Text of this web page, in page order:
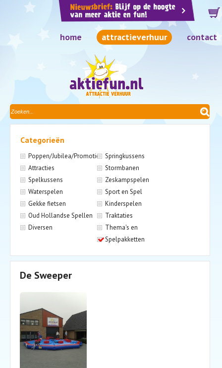
home attractieverhuur contact
Categorieën
Poppen/Jubilea/Promotie
Springkussens
Attracties
Stormbanen
Spelkussens
Zeskampspelen
Waterspelen
Sport en Spel
Gekke fietsen
Kinderspelen
Oud Hollandse Spellen
Traktaties
Diversen
Thema's en
Spelpakketten
De Sweeper